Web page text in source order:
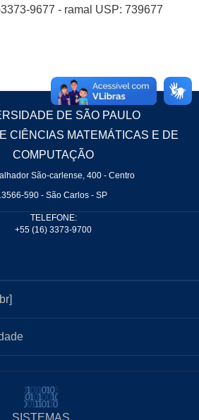
9677 - ramal USP: 739677
DE SÃO PAULO
CIÊNCIAS MATEMÁTICAS E DE
COMPUTAÇÃO
São-carlense, 400 - Centro
590 - São Carlos - SP
TELEFONE:
+55 (16) 3373-9700
SISTEMAS